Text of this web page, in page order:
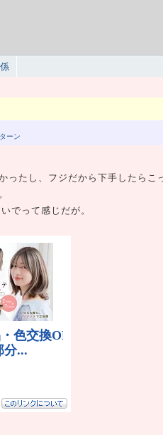
ターン
ったし、フジだから下手したら
でって感じだが。